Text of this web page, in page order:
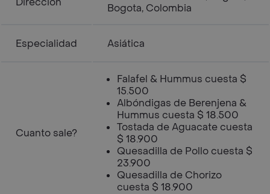
Bogota, Colombia
Especialidad Asiática
Cuanto sale?
Falafel & Hummus cuesta $
15.500
Albóndigas de Berenjena &
Hummus cuesta $ 18.500
Tostada de Aguacate cuesta
$ 18.900
Quesadilla de Pollo cuesta $
23.900
Quesadilla de Chorizo
cuesta $ 18.900